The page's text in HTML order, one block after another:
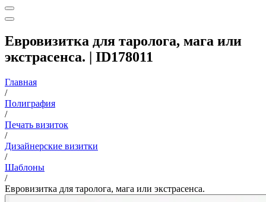
Евровизитка для таролога, мага или
экстрасенса. | ID178011
Главная
/
Полиграфия
/
Печать визиток
/
Дизайнерские визитки
/
Шаблоны
/
Евровизитка для таролога, мага или экстрасенса.